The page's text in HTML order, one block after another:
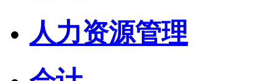
人力资源管理